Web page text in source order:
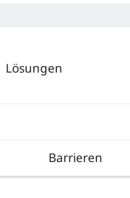
Lösungen
Barrieren